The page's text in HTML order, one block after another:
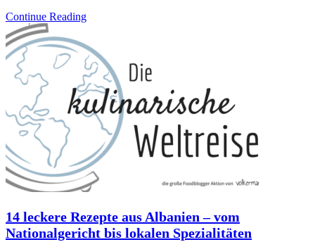
Continue Reading
14 leckere Rezepte aus Albanien – vom
Nationalgericht bis lokalen Spezialitäten